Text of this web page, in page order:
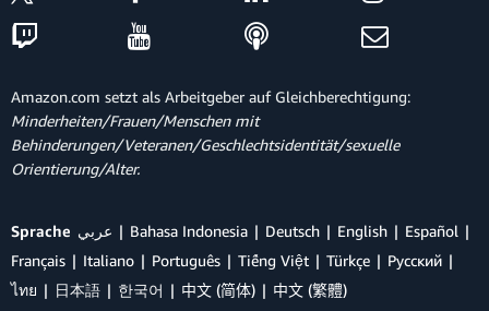
Amazon.com setzt als Arbeitgeber auf Gleichberechtigung:
Minderheiten/Frauen/Menschen mit
Behinderungen/Veteranen/Geschlechtsidentität/sexuelle
Orientierung/Alter.
Sprache عربي Bahasa Indonesia Deutsch English
Español
Français
Italiano Português Tiếng Việt Türkçe
Ρусский
ไทย
日本語 한국어 中文 (简体) 中文 (繁體)